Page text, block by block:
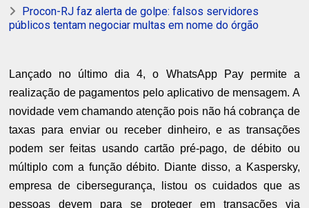
Procon-RJ faz alerta de golpe: falsos servidores
públicos tentam negociar multas em nome do órgão
Lançado no último dia 4, o WhatsApp Pay permite a
realização de pagamentos pelo aplicativo de mensagem. A
novidade vem chamando atenção pois não há cobrança de
taxas para enviar ou receber dinheiro, e as transações
podem ser feitas usando cartão pré-pago, de débito ou
múltiplo com a função débito. Diante disso, a Kaspersky,
empresa de cibersegurança, listou os cuidados que as
pessoas devem para se proteger em transações via